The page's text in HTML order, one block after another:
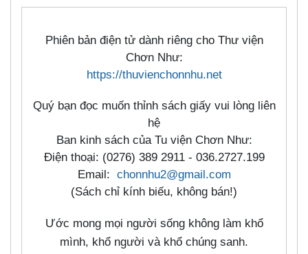
Phiên bản điện tử dành riêng cho Thư viện
Chơn Như:
https://thuvienchonnhu.net
Quý bạn đọc muốn thỉnh sách giấy vui lòng liên
hệ
Ban kinh sách của Tu viện Chơn Như:
Điện thoại: (0276) 389 2911 - 036.2727.199
Email: chonnhu2@gmail.com
(Sách chỉ kính biếu, không bán!)
Ước mong mọi người sống không làm khổ
mình, khổ người và khổ chúng sanh.